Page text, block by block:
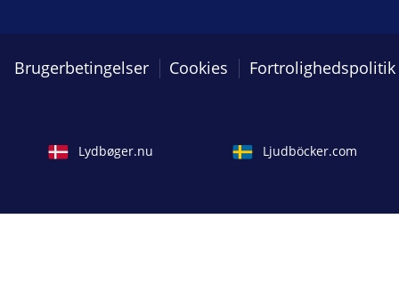
Brugerbetingelser Cookies Fortrolighedspolitik
Lydbøger.nu Ljudböcker.com